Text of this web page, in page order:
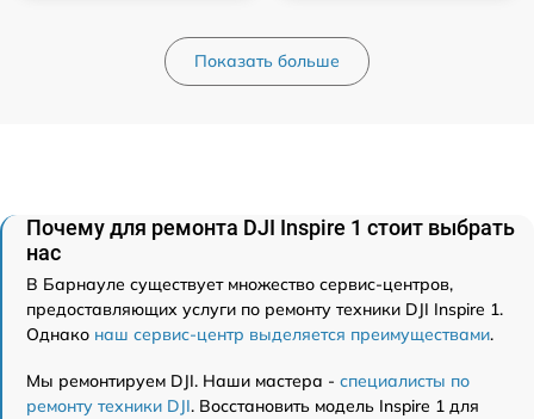
Показать больше
Почему для ремонта DJI Inspire 1 стоит выбрать
нас
В Барнауле существует множество сервис-центров,
предоставляющих услуги по ремонту техники DJI Inspire 1.
Однако наш сервис-центр выделяется преимуществами.
Мы ремонтируем DJI. Наши мастера - специалисты по
ремонту техники DJI. Восстановить модель Inspire 1 для